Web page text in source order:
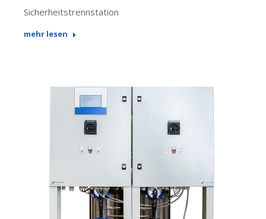
Sicherheitstrennstation
mehr lesen